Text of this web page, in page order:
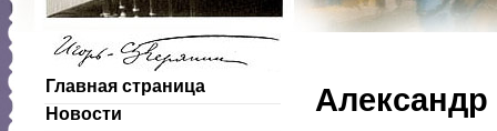
Главная страница
Новости